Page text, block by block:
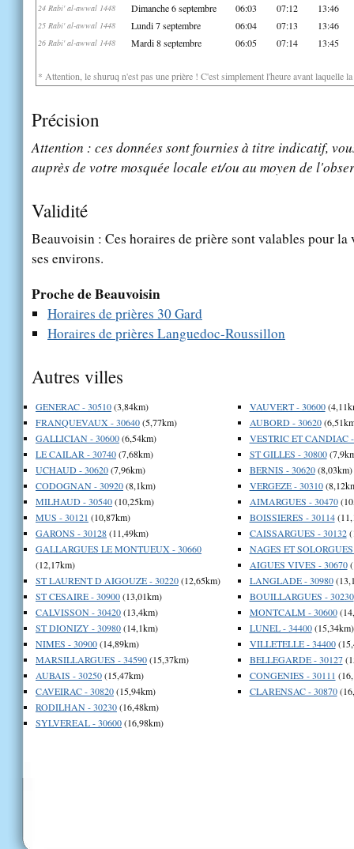
24 Rabi' al-awwal 1448 Dimanche 6 septembre 06:03 07:12 13:46
25 Rabi' al-awwal 1448 Lundi 7 septembre 06:04 07:13 13:46
26 Rabi' al-awwal 1448 Mardi 8 septembre 06:05 07:14 13:45
* Attention, le shuruq n'est pas une prière ! C'est simplement l'heure avant laquelle
Précision
Attention : ces données sont fournies à titre indicatif,
auprès de votre mosquée locale et/ou au moyen de
Validité
Beauvoisin : Ces horaires de prière sont valables pour
ses environs.
Proche de Beauvoisin
Horaires de prières 30 Gard
Horaires de prières Languedoc-Roussillon
Autres villes
GENERAC - 30510(3,84km)
FRANQUEVAUX - 30640(5,77km)
GALLICIAN - 30600(6,54km)
LE CAILAR - 30740(7,68km)
UCHAUD - 30620(7,96km)
CODOGNAN - 30920(8,1km)
MILHAUD - 30540(10,25km)
MUS - 30121 (10,87km)
GARONS - 30128(11,49km)
GALLARGUES LE MONTUEUX - 30660
(12,17km)
ST LAURENT D AIGOUZE - 30220(12,65km)
ST CESAIRE - 30900(13,01km)
CALVISSON - 30420(13,4km)
ST DIONIZY - 30980(14,1km)
NIMES - 30900(14,89km)
MARSILLARGUES - 34590(15,37km)
AUBAIS - 30250(15,47km)
CAVEIRAC - 30820(15,94km)
RODILHAN - 30230(16,48km)
SYLVEREAL - 30600(16,98km)
VAUVERT - 30600
AUBORD - 30620
VESTRIC ET CANDIAC
ST GILLES - 30800
BERNIS - 30620(8,03km)
VERGEZE - 30310
AIMARGUES - 30470
BOISSIERES - 30114
CAISSARGUES - 30132
NAGES ET
AIGUES VIVES - 30670
LANGLADE - 30980
BOUILLARGUES - 30230
MONTCALM - 30600
LUNEL - 34400(15,34km)
VILLETELLE - 34400
BELLEGARDE - 30127
CONGENIES - 30111
CLARENSAC - 30870